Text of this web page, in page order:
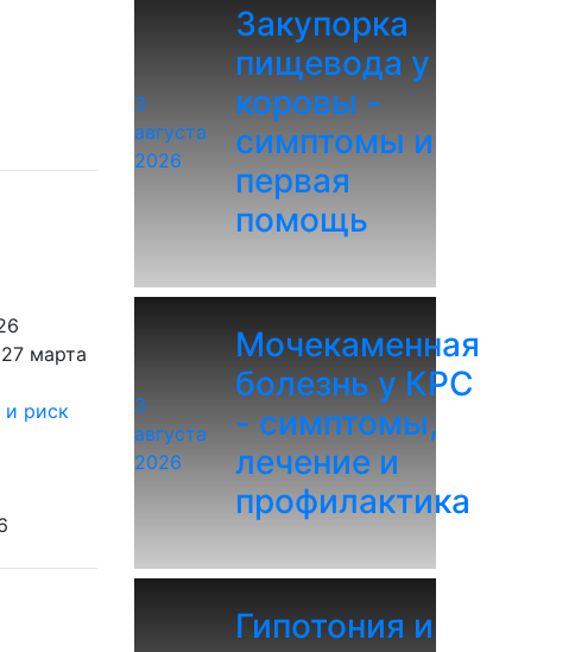
27 марта
и риск
3
августа
2026
Закупорка
пищевода у
коровы -
симптомы и
первая
помощь
3
августа
2026
Мочекаменная
болезнь у КРС
- симптомы,
лечение и
профилактика
Гипотония и